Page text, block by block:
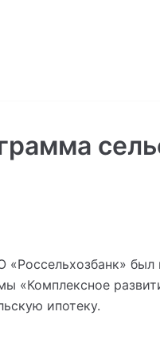
«Комплексное
ипотеку.